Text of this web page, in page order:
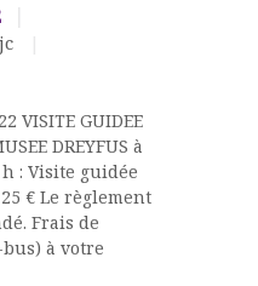
VISITE GUIDEE
DREYFUS à
: Visite guidée
€ Le règlement
Frais de
à votre